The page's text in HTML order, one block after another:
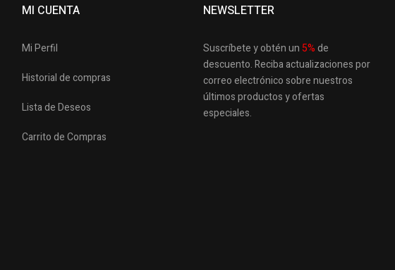
MI CUENTA
Mi Perfil
Historial de compras
Lista de Deseos
Carrito de Compras
NEWSLETTER
Suscríbete y obtén un 5%de
descuento.Reciba actualizaciones por
correo electrónico sobre nuestros
últimos productosy ofertas
especiales.